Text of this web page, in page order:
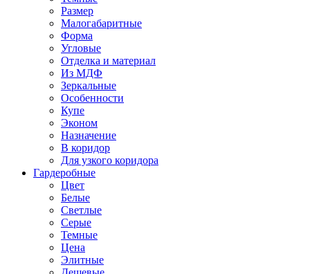
Размер
Малогабаритные
Форма
Угловые
Отделка и материал
Из МДФ
Зеркальные
Особенности
Купе
Эконом
Назначение
В коридор
Для узкого коридора
Гардеробные
Цвет
Белые
Светлые
Серые
Темные
Цена
Элитные